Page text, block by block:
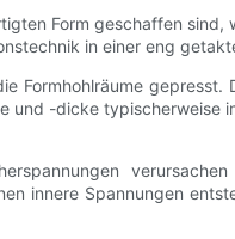
Form geschaffen
in einer eng
Formhohlräume
-dicke typischerweise
innere Spannungen